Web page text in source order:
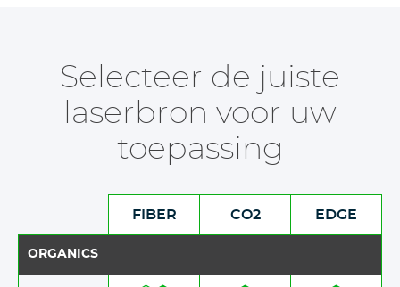
Selecteer de juiste
laserbron voor uw
toepassing
FIBER CO2 EDGE
ORGANICS